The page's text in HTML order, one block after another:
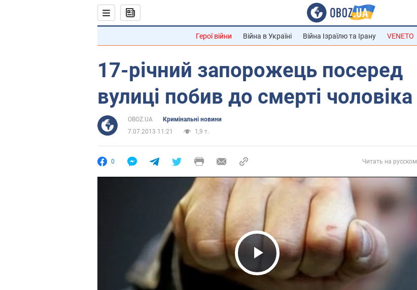
Герої війни Війна в Україні Війна Ізраїлю та Ірану VENETO
17-річний запорожець посеред
вулиці побив до смерті чоловіка
OBOZ.UA
Кримінальні новини
7.07.2013 11:21
1,9 т.
0 Читать на русском
Play Video